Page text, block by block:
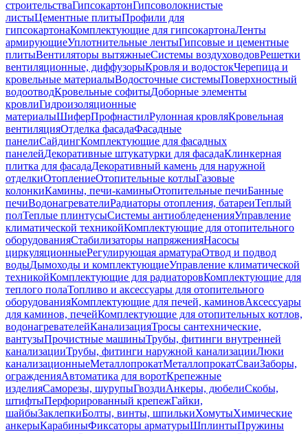
строительстваГипсокартонГипсоволокнистые
листыЦементные плитыПрофили для
гипсокартонаКомплектующие для гипсокартонаЛенты
армирующиеУплотнительные лентыГипсовые и цементные
плитыВентиляторы вытяжныеСистемы воздуховодовРешетки
вентиляционные, диффузорыКровля и водостокЧерепица и
кровельные материалыВодосточные системыПоверхностный
водоотводКровельные софитыДоборные элементы
кровлиГидроизоляционные
материалыШиферПрофнастилРулонная кровляКровельная
вентиляцияОтделка фасадаФасадные
панелиСайдингКомплектующие для фасадных
панелейДекоративные штукатурки для фасадаКлинкерная
плитка для фасадаДекоративный камень для наружной
отделкиОтоплениеОтопительные котлыГазовые
колонкиКамины, печи-каминыОтопительные печиБанные
печиВодонагревателиРадиаторы отопления, батареиТеплый
полТеплые плинтусыСистемы антиобледененияУправление
климатической техникойКомплектующие для отопительного
оборудованияСтабилизаторы напряженияНасосы
циркуляционныеРегулирующая арматураОтвод и подвод
водыДымоходы и комплектующиеУправление климатической
техникойКомплектующие для радиаторовКомплектующие для
теплого полаТопливо и аксессуары для отопительного
оборудованияКомплектующие для печей, каминовАксессуары
для каминов, печейКомплектующие для отопительных котлов,
водонагревателейКанализацияТросы сантехнические,
вантузыПрочистные машиныТрубы, фитинги внутренней
канализацииТрубы, фитинги наружной канализацииЛюки
канализационныеМеталлопрокатМеталлопрокатСваиЗаборы,
огражденияАвтоматика для воротКрепежные
изделияСаморезы, шурупыГвоздиАнкеры, дюбелиСкобы,
штифтыПерфорированный крепежГайки,
шайбыЗаклепкиБолты, винты, шпилькиХомутыХимические
анкерыКарабиныФиксаторы арматурыШплинтыПружины